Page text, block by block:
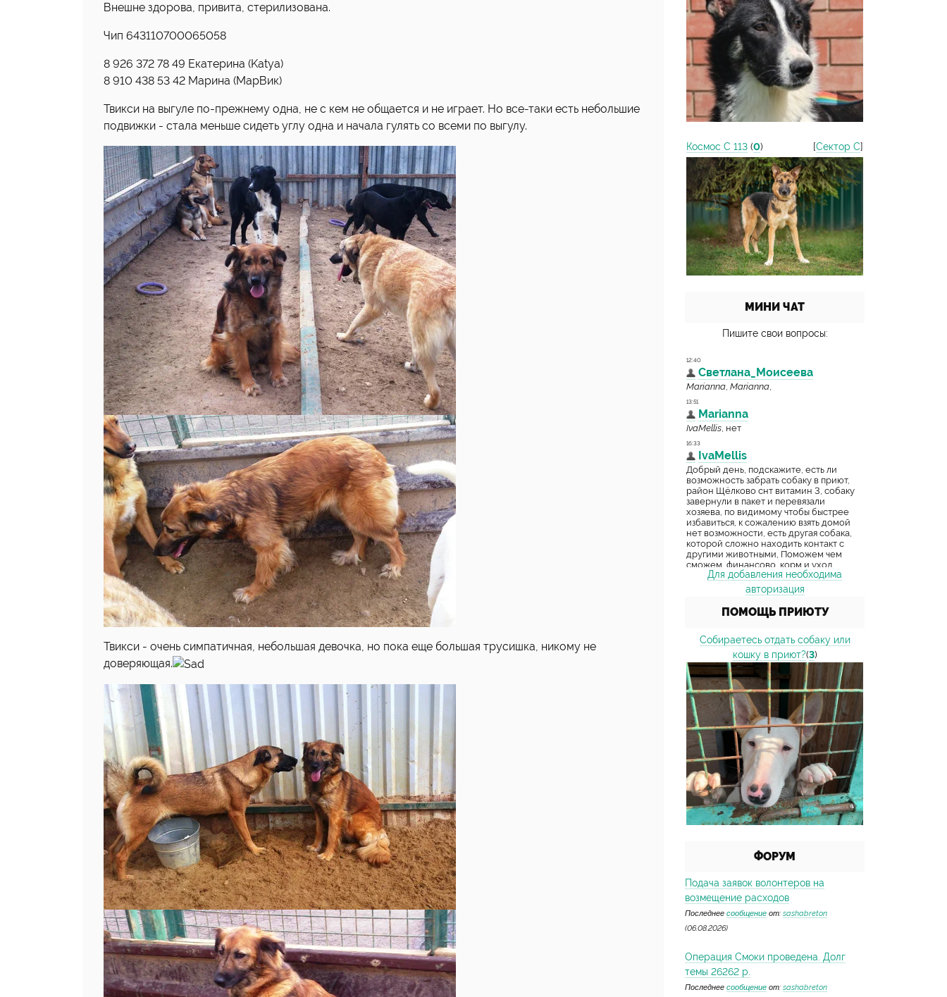
Внешне здорова, привита, стерилизована.
Чип 643110700065058
8 926 372 78 49 Екатерина (Katya)
8 910 438 53 42 Марина (МарВик)
Твикси на выгуле по-прежнему одна, не с кем не общается и не играет. Но все-таки есть небольшие
подвижки - стала меньше сидеть углу одна и начала гулять со всеми по выгулу.
Твикси - очень симпатичная, небольшая девочка, но пока еще большая трусишка, никому не
доверяющая.
Космос С 113 (0) [Сектор С]
МИНИ ЧАТ
Пишите свои вопросы:
Для добавления необходима
авторизация
ПОМОЩЬ ПРИЮТУ
Собираетесь отдать собаку или
кошку в приют?(3)
ФОРУМ
Подача заявок волонтеров на
возмещение расходов
Последнее сообщение от: sashabreton
(06.08.2026)
Операция Смоки проведена. Долг
темы 26262 р.
Последнее сообщение от: sashabreton